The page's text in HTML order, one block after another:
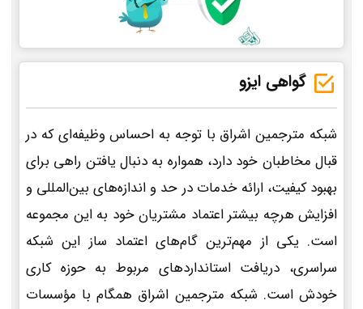
گواهی ایزو
شبکه مترجمین اشراق با توجه به احساس وظیفه‌ای که در
قبال مخاطبان خود دارد، همواره به دنبال یافتن راهی برای
بهبود کیفیت، ارائه خدمات در حد و اندازه‌های بین‌المللی و
افزایش هرچه بیشتر اعتماد مشتریان خود به این مجموعه
است. یکی از مهم‌ترین گام‌های اعتماد ساز این شبکه
سراسری، دریافت استانداردهای مربوط به حوزه کاری
خودش است. شبکه مترجمین اشراق همگام با مؤسسات